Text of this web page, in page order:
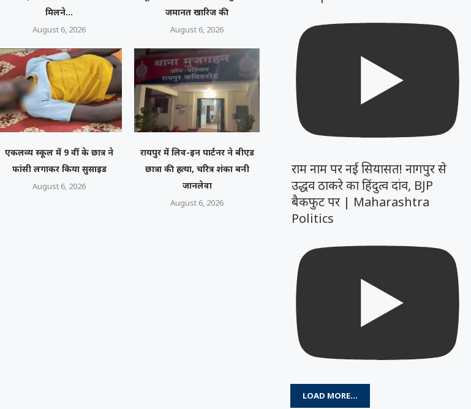
मिलने...
August 6, 2026
जमानत खारिज की
August 6, 2026
एकलव्य स्कूल में 9 वीं के छात्र ने
फांसी लगाकर किया सुसाइड
August 6, 2026
रायपुर में लिव-इन पार्टनर ने बीएड
छात्रा की हत्या, चरित्र शंका बनी
जानलेवा
August 6, 2026
राम नाम पर नई सियासत! नागपुर से
उद्धव ठाकरे का हिंदुत्व दांव, BJP
बैकफुट पर | Maharashtra
Politics
LOAD MORE...